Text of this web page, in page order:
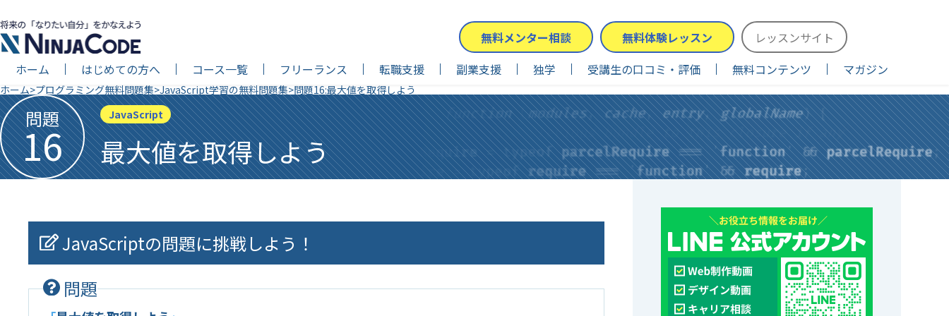
無料メンター相談 無料体験レッスン
レッスンサイト
ホーム
はじめての方へ コース一覧 フリーランス 転職支援 副業支援 独学 受講生の口コミ・評価 無料コンテンツ マガジン
ホーム プログラミング無料問題集 JavaScript学習の無料問題集 問題16:最大値を取得しよう
問題
16
JavaScript
最大値を取得しよう
JavaScriptの問題に挑戦しよう！
問題